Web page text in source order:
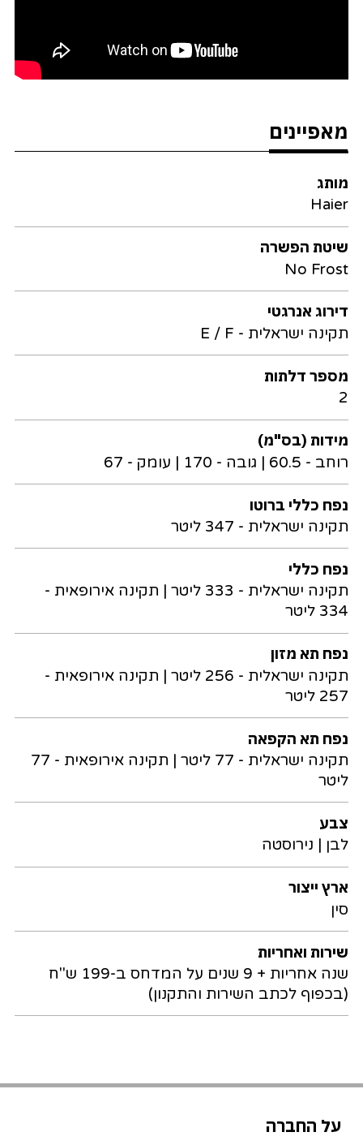
מאפיינים
מותג
Haier
שיטת הפשרה
No Frost
דירוג אנרגטי
תקינה ישראלית - E / F
מספר דלתות
2
מידות (בס"מ)
רוחב - 60.5 | גובה - 170 | עומק - 67
נפח כללי ברוטו
תקינה ישראלית - 347 ליטר
נפח כללי
תקינה ישראלית - 333 ליטר | תקינה אירופאית -
334 ליטר
נפח תא מזון
תקינה ישראלית - 256 ליטר | תקינה אירופאית -
257 ליטר
נפח תא הקפאה
תקינה ישראלית - 77 ליטר | תקינה אירופאית - 77
ליטר
צבע
לבן | נירוסטה
ארץ ייצור
סין
שירות ואחריות
שנה אחריות + 9 שנים על המדחס ב-199 ש"ח
(בכפוף לכתב השירות והתקנון)
על החברה